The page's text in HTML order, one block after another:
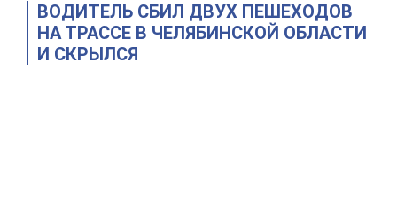
ВОДИТЕЛЬ СБИЛ ДВУХ ПЕШЕХОДОВ
НА ТРАССЕ В ЧЕЛЯБИНСКОЙ ОБЛАСТИ
И СКРЫЛСЯ